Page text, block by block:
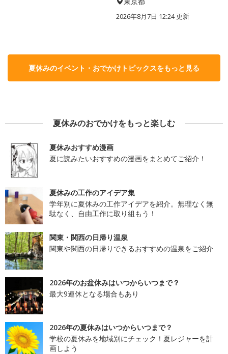
2026年8月7日 12:24更新
夏休みのイベント・おでかけトピックスをもっと見る
夏休みのおでかけをもっと楽しむ
夏休みおすすめ漫画
夏に読みたいおすすめの漫画をまとめてご紹介！
夏休みの工作のアイデア集
学年別に夏休みの工作アイデアを紹介。無理なく無
駄なく、自由工作に取り組もう！
関東・関西の日帰り温泉
関東や関西の日帰りできるおすすめの温泉をご紹介
2026年のお盆休みはいつからいつまで？
最大9連休となる場合もあり
2026年の夏休みはいつからいつまで？
学校の夏休みを地域別にチェック！夏レジャーを計
画しよう